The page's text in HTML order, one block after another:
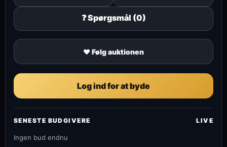
❓ Spørgsmål (0)
♥ Følg auktionen
Log ind for at byde
SENESTE BUDGIVERE LIVE
Ingen bud endnu